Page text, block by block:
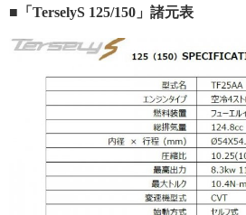
■「TerselyS 125/150」諸元表